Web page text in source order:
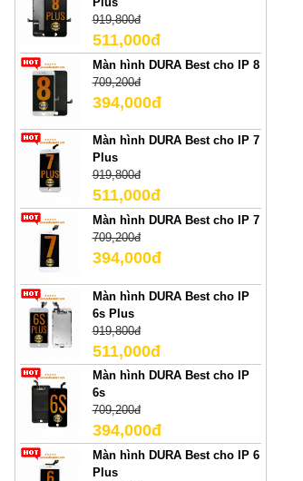
919,800đ
511,000đ
Màn hình DURA Best cho IP 8
709,200đ
394,000đ
Màn hình DURA Best cho IP 7
Plus
919,800đ
511,000đ
Màn hình DURA Best cho IP 7
709,200đ
394,000đ
Màn hình DURA Best cho IP
6s Plus
919,800đ
511,000đ
Màn hình DURA Best cho IP
6s
709,200đ
394,000đ
Màn hình DURA Best cho IP 6
Plus